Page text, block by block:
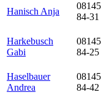
Hanisch Anja
08145
84-31
Harkebusch
Gabi
08145
84-25
Haselbauer
Andrea
08145
84-42